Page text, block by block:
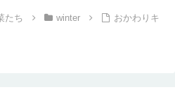
たち winter
おかわりキ